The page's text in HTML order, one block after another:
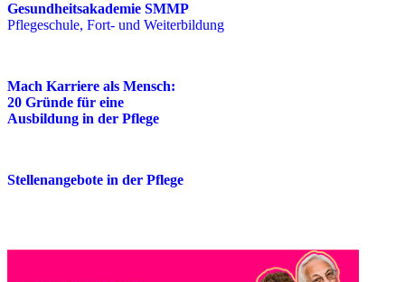
Gesundheitsakademie SMMP
Pflegeschule, Fort- und Weiterbildung
Mach Karriere als Mensch:
20 Gründe für eine
Ausbildung in der Pflege
Stellenangebote in der Pflege